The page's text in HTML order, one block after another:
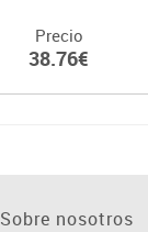
Precio
38.76€
Sobre nosotros